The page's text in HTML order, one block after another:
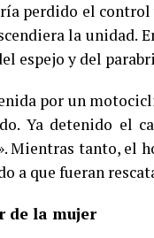
perdido el
la unidad.
espejo y del
por un
Ya detenido el
Mientras tanto, el
a que fueran
de la mujer